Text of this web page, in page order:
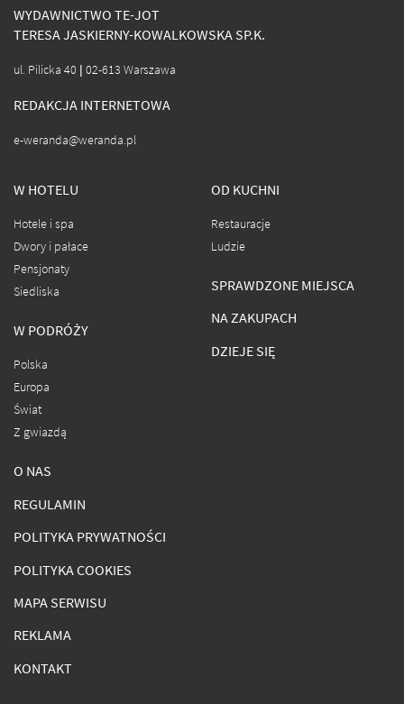
WYDAWNICTWO TE-JOT
TERESA JASKIERNY-KOWALKOWSKA SP.K.
ul. Pilicka 40 | 02-613 Warszawa
REDAKCJA INTERNETOWA
e-weranda@weranda.pl
W HOTELU
Hotele i spa
Dwory i pałace
Pensjonaty
Siedliska
W PODRÓŻY
Polska
Europa
Świat
Z gwiazdą
OD KUCHNI
Restauracje
Ludzie
SPRAWDZONE MIEJSCA
NA ZAKUPACH
DZIEJE SIĘ
O NAS
REGULAMIN
POLITYKA PRYWATNOŚCI
POLITYKA COOKIES
MAPA SERWISU
REKLAMA
KONTAKT